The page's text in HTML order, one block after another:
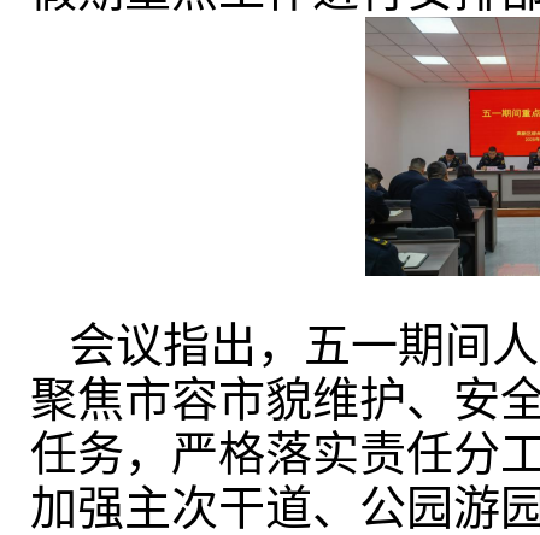
会议指出，五一期间
聚焦市容市貌维护、安
任务，严格落实责任分
加强主次干道、公园游